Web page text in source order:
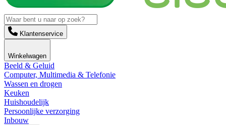
Klantenservice
Winkelwagen
Beeld & Geluid
Computer, Multimedia & Telefonie
Wassen en drogen
Keuken
Huishoudelijk
Persoonlijke verzorging
Inbouw